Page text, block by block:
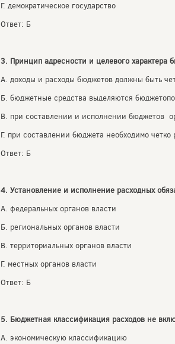
Г. демократическое государство
Ответ: Б
3. Принцип адресности и целевого характера
А. доходы и расходы бюджетов должны быть
Б. бюджетные средства выделяются
В. при составлении и исполнении бюджетов
Г. при составлении бюджета необходимо
Ответ: Б
4. Установление и исполнение расходных
А. федеральных органов власти
Б. региональных органов власти
В. территориальных органов власти
Г. местных органов власти
Ответ: Б
5. Бюджетная классификация расходов не
А. экономическую классификацию